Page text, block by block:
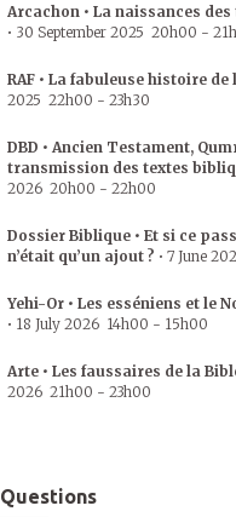
Arcachon • La naissances
• 30 September 2025 20h00 -
RAF • La fabuleuse histoire de
2025 22h00 - 23h30
DBD • Ancien Testament,
transmission des textes
2026 20h00 - 22h00
Dossier Biblique • Et si ce
n’était qu’un ajout ? • 7 June
Yehi-Or • Les esséniens et le
• 18 July 2026 14h00 - 15h00
Arte • Les faussaires de la
2026 21h00 - 23h00
Questions